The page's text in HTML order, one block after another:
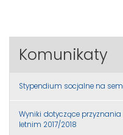
Komunikaty
Stypendium socjalne na
Wyniki dotyczące
letnim 2017/2018